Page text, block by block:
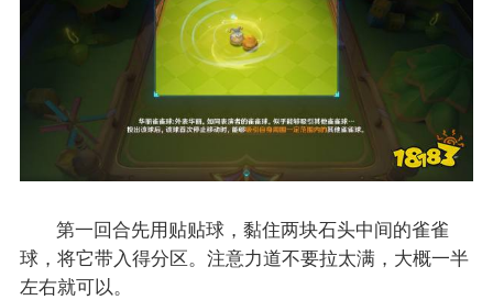
第一回合先用贴贴球，黏住两块石头中间的雀雀
球，将它带入得分区。注意力道不要拉太满，大概一半
左右就可以。